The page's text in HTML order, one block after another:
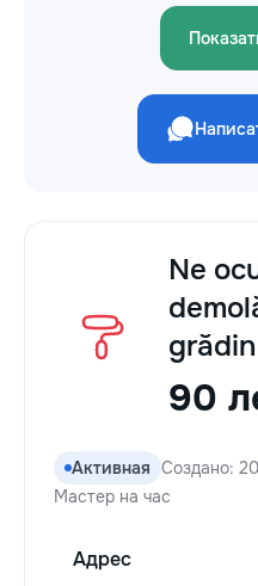
Ne
90
Активная Создано:
Мастер на час
Адрес